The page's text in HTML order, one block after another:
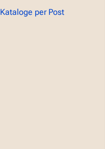
Kataloge per Post